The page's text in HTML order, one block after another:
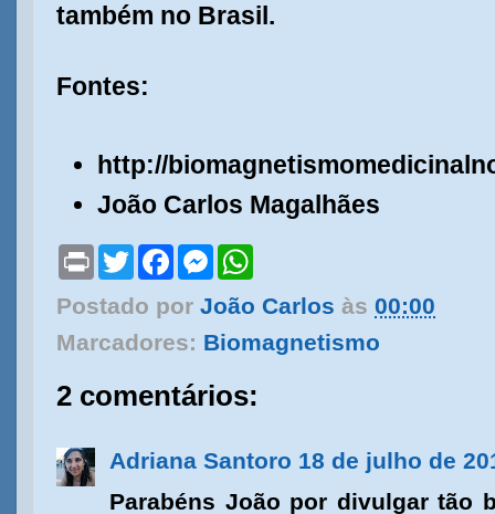
também no Brasil.
Fontes:
http://
João Carlos Magalhães
P
n
T
w
t
e
F
e
o
M
s
n
r
t
A
Postado por João Carlos às 00:00
Marcadores: Biomagnetismo
2 comentários:
Adriana Santoro 18 de julho de
Parabéns João por divulgar tão